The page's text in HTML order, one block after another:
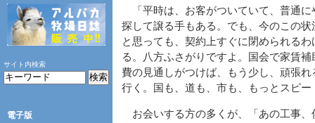
「平時は、お客がついていて、普通に
探して譲る手もある。でも、今のこの
と思っても、契約上すぐに閉められる
る。八方ふさがりですよ。国会で家賃
費の見通しがつけば、もう少し、頑張
行く。国も、道も、市も、もっとスピ
お会いする方の多くが、「あの工事、
サイト内検索
電子版